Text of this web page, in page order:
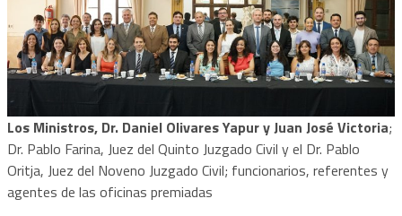
Los Ministros, Dr. Daniel Olivares Yapur y Juan José Victoria;
Dr. Pablo Farina, Juez del Quinto Juzgado Civil y el Dr. Pablo
Oritja, Juez del Noveno Juzgado Civil; funcionarios, referentes y
agentes de las oficinas premiadas